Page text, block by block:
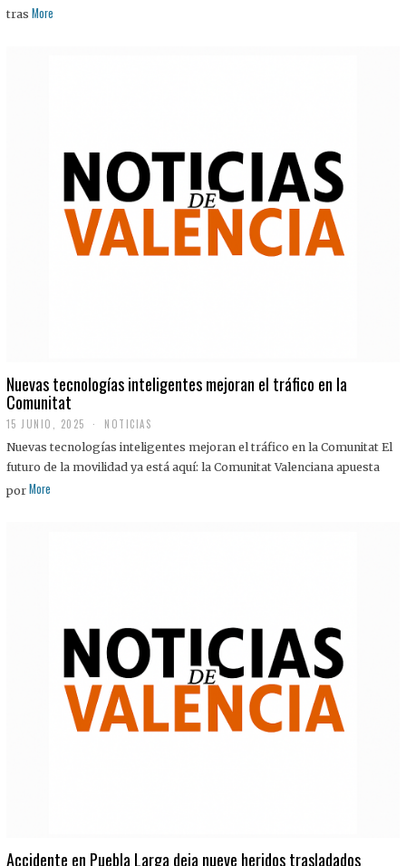
tras More
Nuevas tecnologías inteligentes mejoran el tráfico en la
Comunitat
15 JUNIO, 2025 NOTICIAS
Nuevas tecnologías inteligentes mejoran el tráfico en la Comunitat El
futuro de la movilidad ya está aquí: la Comunitat Valenciana apuesta
por More
Accidente en Puebla Larga deja nueve heridos trasladados